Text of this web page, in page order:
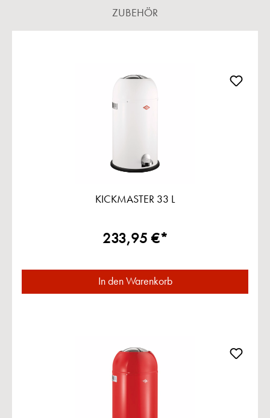
ZUBEHÖR
KICKMASTER 33 L
233,95 €*
In den Warenkorb